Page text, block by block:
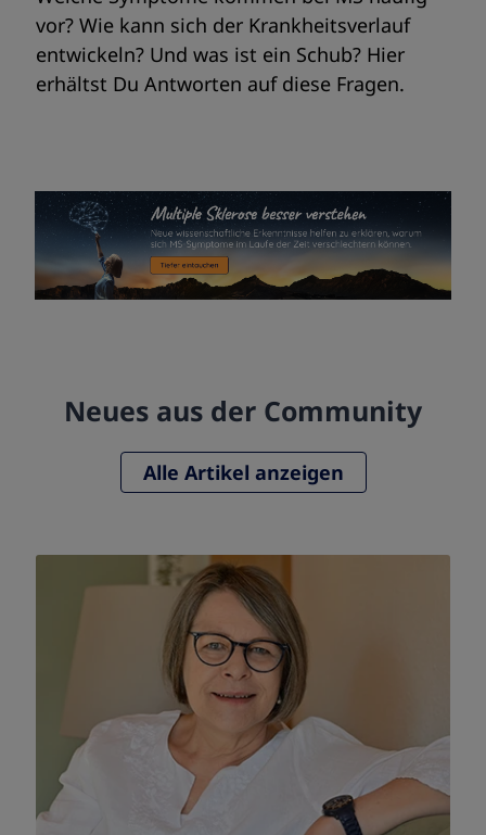
vor? Wie kann sich der Krankheitsverlauf
entwickeln? Und was ist ein Schub? Hier
erhältst Du Antworten auf diese Fragen.
Neues aus der Community
Alle Artikel anzeigen